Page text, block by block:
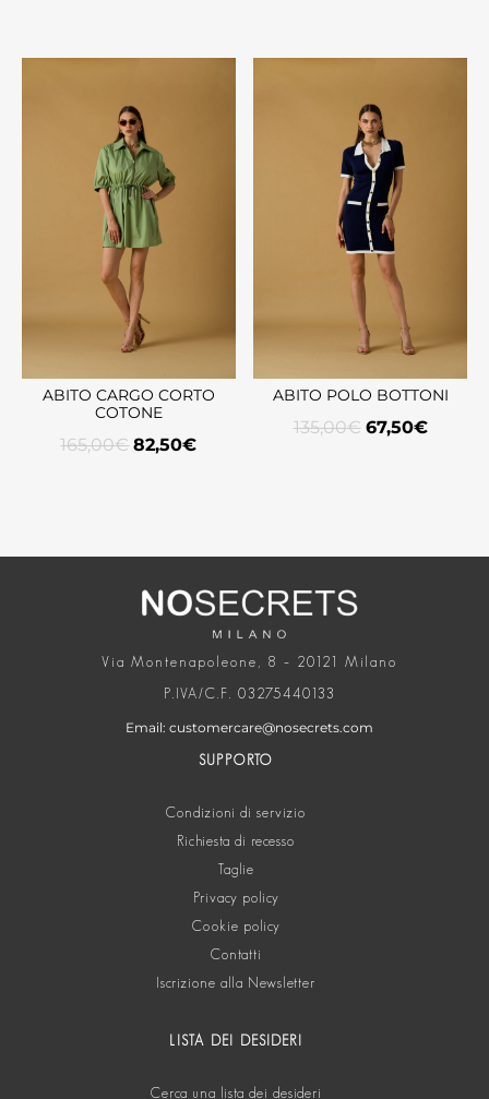
ABITO CARGO CORTO
COTONE
165,00€ 82,50€
ABITO POLO BOTTONI
135,00€ 67,50€
Via Montenapoleone, 8 – 20121 Milano
P.IVA/C.F. 03275440133
Email: customercare@nosecrets.com
SUPPORTO
Condizioni di servizio
Richiesta di recesso
Taglie
Privacy policy
Cookie policy
Contatti
Iscrizione alla Newsletter
LISTA DEI DESIDERI
Cerca una lista dei desideri